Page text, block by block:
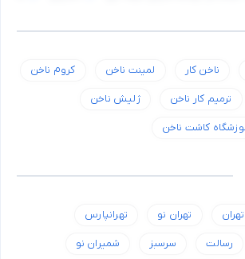
ناخن کار لمینت ناخن کروم ناخن
ترمیم کار ناخن ژلیش ناخن
کاشت ناخن
تهران نو تهرانپارس
رسالت سرسبز شمیران نو